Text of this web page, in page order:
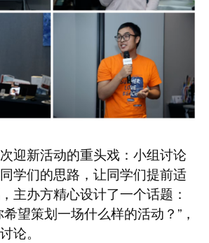
迎新活动的重头戏：小组讨论
学们的思路，让同学们提前适
主办方精心设计了一个话题：
望策划一场什么样的活动？”，
论。